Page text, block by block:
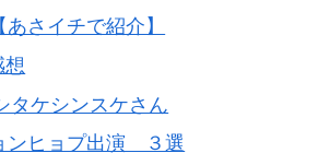
さイチで紹介】
タケシンスケさん
ンヒョプ出演 ３選